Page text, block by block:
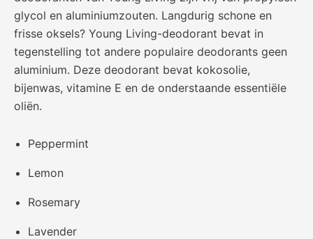
glycol en aluminiumzouten. Langdurig schone en
frisse oksels? Young Living-deodorant bevat in
tegenstelling tot andere populaire deodorants geen
aluminium. Deze deodorant bevat kokosolie,
bijenwas, vitamine E en de onderstaande essentiële
oliën.
Peppermint
Lemon
Rosemary
Lavender